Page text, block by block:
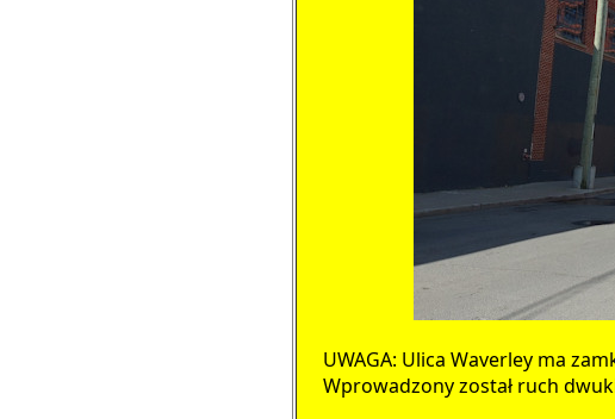
UWAGA: Ulica Waverley ma
Wprowadzony został ruch